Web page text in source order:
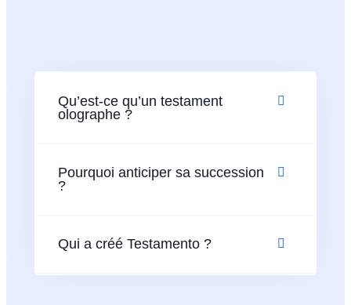
Qu’est-ce qu’un testament
olographe ?
Pourquoi anticiper sa succession
?
Qui a créé Testamento ?